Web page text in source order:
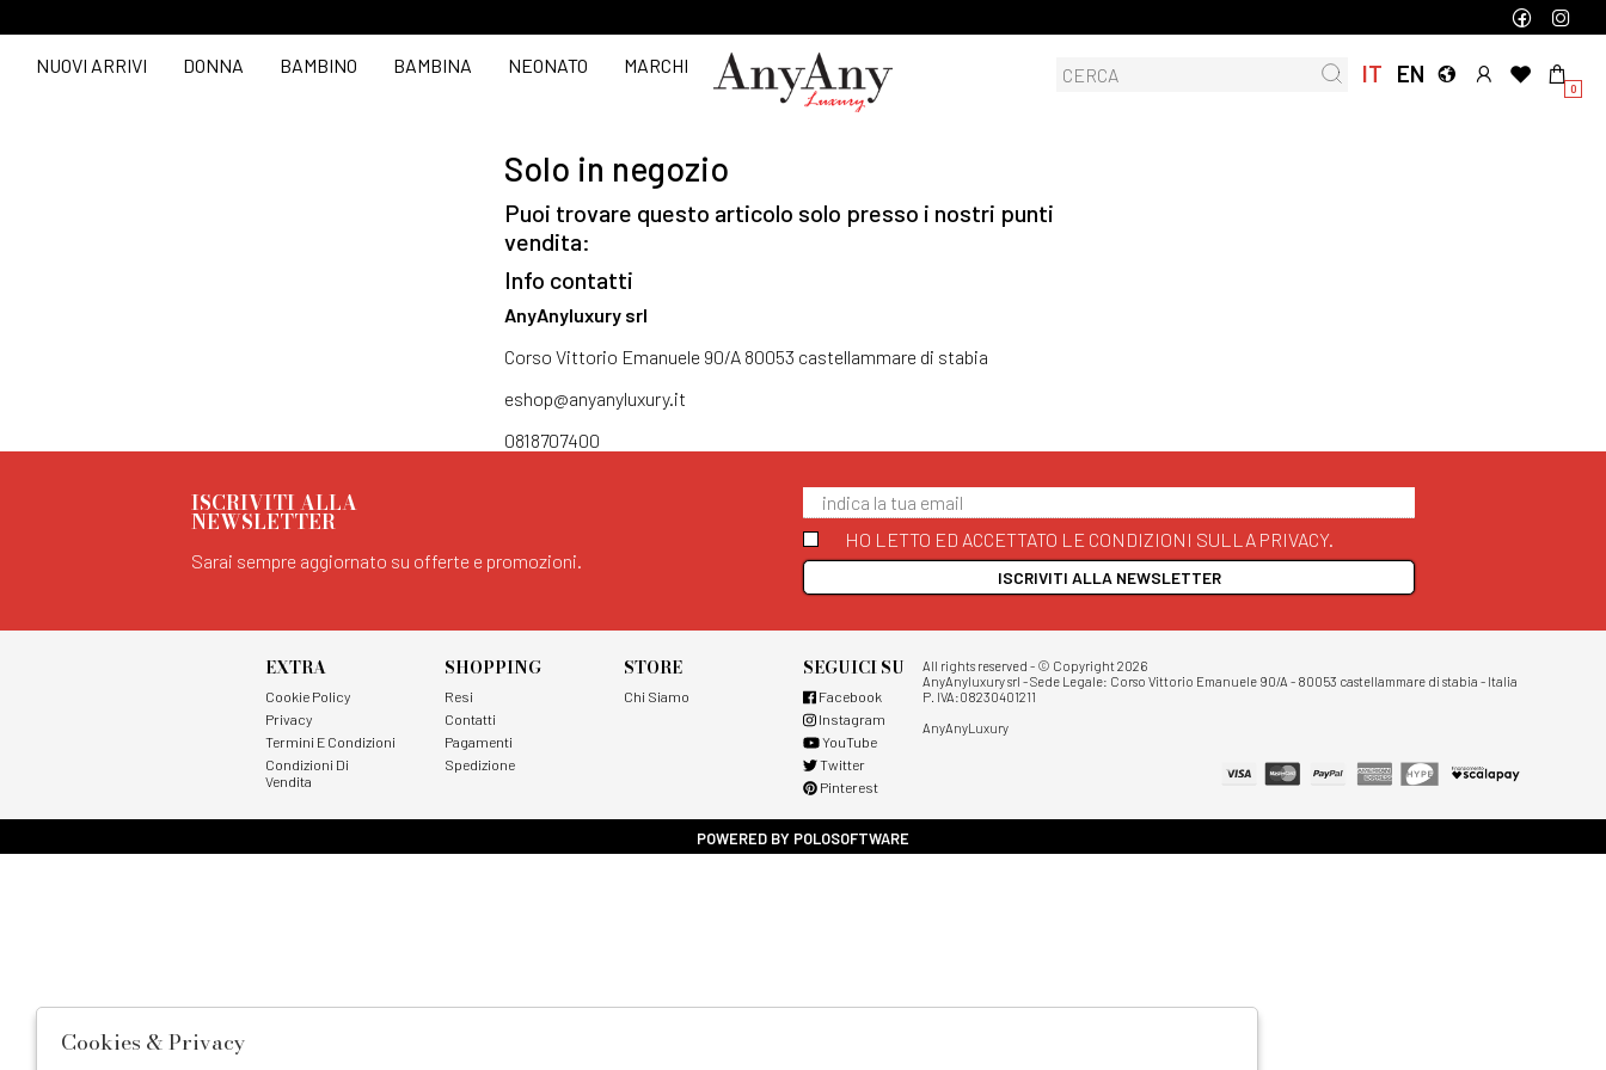
IT EN
0
NUOVI ARRIVI DONNA BAMBINO BAMBINA NEONATO MARCHI
Solo in negozio
Puoi trovare questo articolo solo presso i nostri punti
vendita:
Info contatti
AnyAnyluxury srl
Corso Vittorio Emanuele 90/A 80053 castellammare di stabia
eshop@anyanyluxury.it
0818707400
ISCRIVITI ALLA
NEWSLETTER
Sarai sempre aggiornato su offerte e promozioni.
HO LETTO ED ACCETTATO LE CONDIZIONI SULLA PRIVACY.
ISCRIVITI ALLA NEWSLETTER
EXTRA
Cookie Policy
Privacy
Termini E Condizioni
Condizioni Di
Vendita
SHOPPING
Resi
Contatti
Pagamenti
Spedizione
STORE
Chi Siamo
SEGUICI SU
Facebook
Instagram
YouTube
Twitter
Pinterest
All rights reserved - © Copyright 2026
AnyAnyluxury srl - Sede Legale: Corso Vittorio Emanuele 90/A - 80053 castellammare di stabia - Italia
P. IVA:08230401211
AnyAnyLuxury
POWERED BY POLOSOFTWARE
Cookies & Privacy